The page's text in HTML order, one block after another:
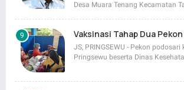
Desa Muara Tenang Kecamatan
Vaksinasi Tahap Dua
JS, PRINGSEWU - Pekon podosari
Pringsewu beserta Dinas